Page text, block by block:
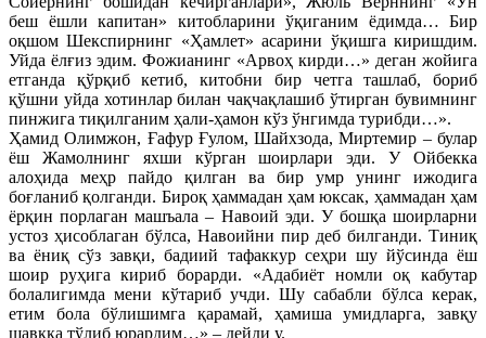
беш ёшли капитан» китобларини ўқиганим ёдимда… Бир
оқшом Шекспирнинг «Ҳамлет» асарини ўқишга киришдим.
Уйда ёлғиз эдим. Фожианинг «Арвоҳ кирди…» деган жойига
етганда қўрқиб кетиб, китобни бир четга ташлаб, бориб
қўшни уйда хотинлар билан чақчақлашиб ўтирган бувимнинг
пинжига тиқилганим ҳали-ҳамон кўз ўнгимда турибди…».
Ҳамид Олимжон, Ғафур Ғулом, Шайхзода, Миртемир – булар
ёш Жамолнинг яхши кўрган шоирлари эди. У Ойбекка
алоҳида меҳр пайдо қилган ва бир умр унинг ижодига
боғланиб қолганди. Бироқ ҳаммадан ҳам юксак, ҳаммадан ҳам
ёрқин порлаган машъала – Навоий эди. У бошқа шоирларни
устоз ҳисоблаган бўлса, Навоийни пир деб билганди. Тиниқ
ва ёниқ сўз завқи, бадиий тафаккур сеҳри шу йўсинда ёш
шоир руҳига кириб борарди. «Адабиёт номли оқ кабутар
болалигимда мени кўтариб учди. Шу сабабли бўлса керак,
етим бола бўлишимга қарамай, ҳамиша умидларга, завқу
шавққа тўлиб юрардим…» – дейди у.